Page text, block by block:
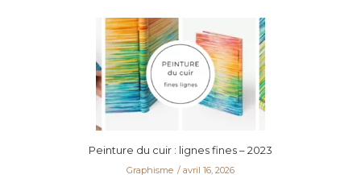
Peinture du cuir : lignes fines – 2023
Graphisme avril 16, 2026